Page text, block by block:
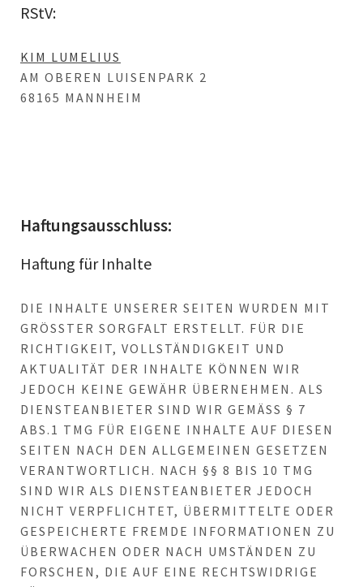
RStV:
KIM LUMELIUS
AM OBEREN LUISENPARK 2
68165 MANNHEIM
Haftungsausschluss:
Haftung für Inhalte
DIE INHALTE UNSERER SEITEN WURDEN MIT
GRÖSSTER SORGFALT ERSTELLT. FÜR DIE R
ICHTIGKEIT, VOLLSTÄNDIGKEIT UND A
KTUALITÄT DER INHALTE KÖNNEN WIR J
EDOCH KEINE GEWÄHR ÜBERNEHMEN. ALS D
IENSTEANBIETER SIND WIR GEMÄSS § 7 AB
S.1 TMG FÜR EIGENE INHALTE AUF DIESEN SE
ITEN NACH DEN ALLGEMEINEN GESETZEN VE
RANTWORTLICH. NACH §§ 8 BIS 10 TMG SI
ND WIR ALS DIENSTEANBIETER JEDOCH NI
CHT VERPFLICHTET, ÜBERMITTELTE ODER GE
SPEICHERTE FREMDE INFORMATIONEN ZU ÜB
ERWACHEN ODER NACH UMSTÄNDEN ZU FO
RSCHEN, DIE AUF EINE RECHTSWIDRIGE TÄ